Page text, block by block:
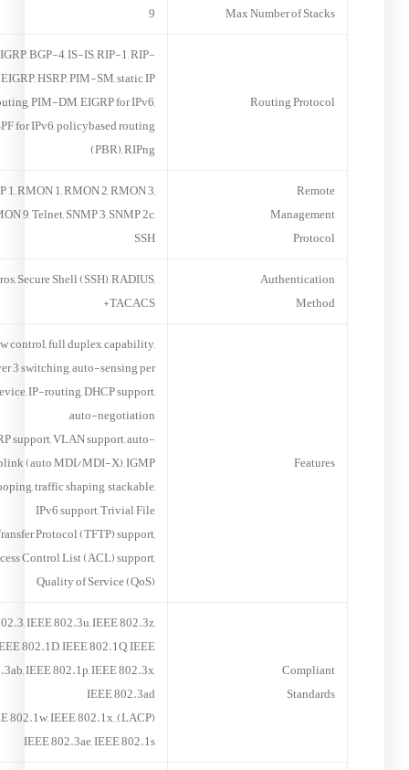
Max Number of Stacks
9
Routing Protocol
BGP-4, IS-IS, RIP-1, RIP-
HSRP, PIM-SM, static IP
PIM-DM, EIGRP for IPv6,
for IPv6, policybased routing
(PBR), RIPng
Remote
Management
Protocol
1, RMON 1, RMON 2, RMON 3,
9, Telnet, SNMP 3, SNMP 2c,
SSH
Authentication
Method
Secure Shell (SSH), RADIUS,
TACACS+
Features
control, full duplex capability,
3 switching, auto-sensing per
IP-routing, DHCP support,
auto-negotiation,
support, VLAN support, auto-
(auto MDI/MDI-X), IGMP
traffic shaping, stackable,
IPv6 support, Trivial File
Protocol (TFTP) support,
Control List (ACL) support,
Quality of Service (QoS)
Compliant
Standards
IEEE 802.3u, IEEE 802.3z,
802.1D, IEEE 802.1Q, IEEE
IEEE 802.1p, IEEE 802.3x,
IEEE 802.3ad
IEEE 802.1w, IEEE 802.1x,
IEEE 802.3ae, IEEE 802.1s